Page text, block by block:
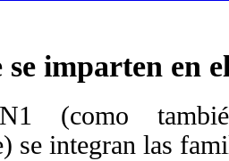
se imparten en
(como
se integran las